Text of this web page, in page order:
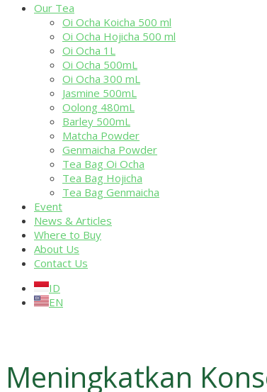
Our Tea
Oi Ocha Koicha 500 ml
Oi Ocha Hojicha 500 ml
Oi Ocha 1L
Oi Ocha 500mL
Oi Ocha 300 mL
Jasmine 500mL
Oolong 480mL
Barley 500mL
Matcha Powder
Genmaicha Powder
Tea Bag Oi Ocha
Tea Bag Hojicha
Tea Bag Genmaicha
Event
News & Articles
Where to Buy
About Us
Contact Us
ID
EN
Meningkatkan